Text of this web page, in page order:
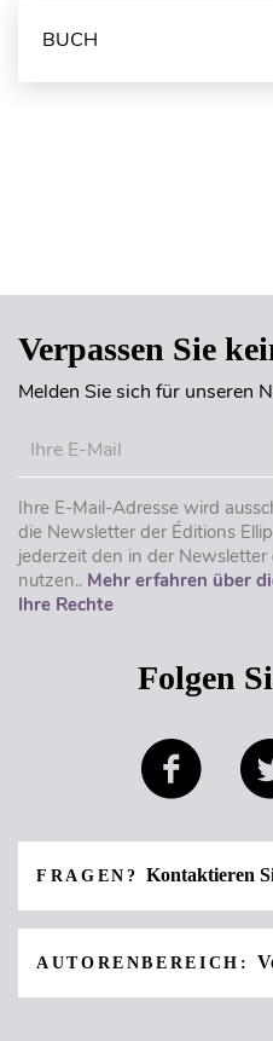
BUCH
Verpassen Sie
Melden Sie sich für unseren
Ihre E-Mail-Adresse wird
die Newsletter der Éditions
jederzeit den in der
nutzen.. Mehr erfahren über
Ihre Rechte
Folgen
FRAGEN?Kontaktieren
AUTORENBEREICH: